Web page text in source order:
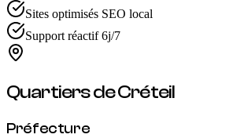
Sites optimisés SEO local
Support réactif 6j/7
Quartiers deCréteil
Préfecture